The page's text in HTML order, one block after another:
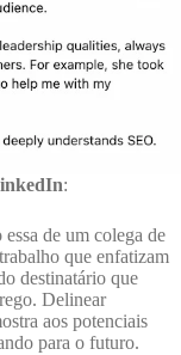
:
de um colega de
que enfatizam
destinatário que
Delinear
aos potenciais
para o futuro.